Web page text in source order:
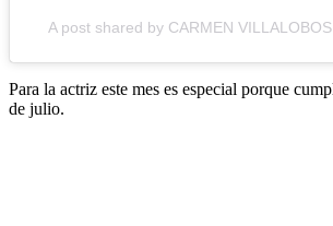
A post shared by CARMEN
Para la actriz este mes es especial porque
de julio.